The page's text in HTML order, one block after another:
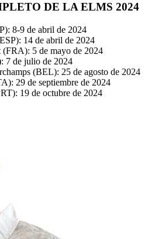
DE LA ELMS 2024
8-9 de abril de 2024
14 de abril de 2024
(FRA): 5 de mayo de 2024
7 de julio de 2024
(BEL): 25 de agosto de 2024
29 de septiembre de 2024
19 de octubre de 2024